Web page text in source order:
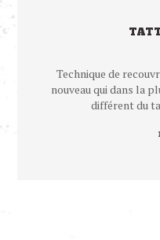
Technique de
nouveau qui dans la
différent du